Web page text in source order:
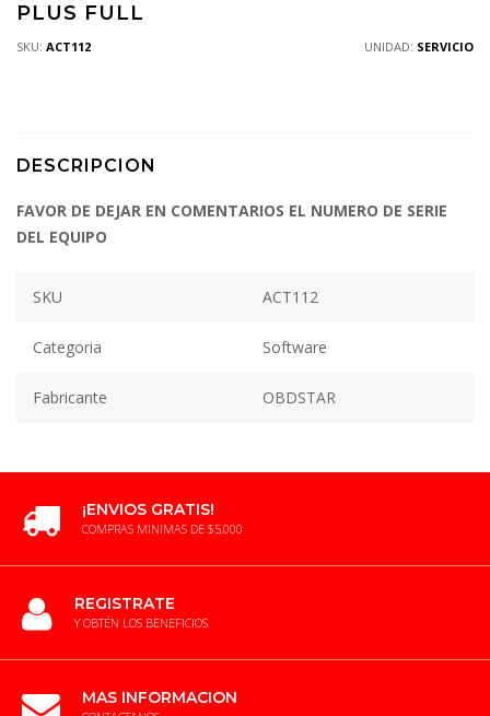
PLUS FULL
SKU: ACT112 UNIDAD: SERVICIO
DESCRIPCION
FAVOR DE DEJAR EN COMENTARIOS EL NUMERO DE SERIE
DEL EQUIPO
SKU ACT112
Categoria Software
Fabricante OBDSTAR
¡ENVIOS GRATIS!
COMPRAS MINIMAS DE $5,000
REGISTRATE
Y OBTÉN LOS BENEFICIOS
MAS INFORMACION